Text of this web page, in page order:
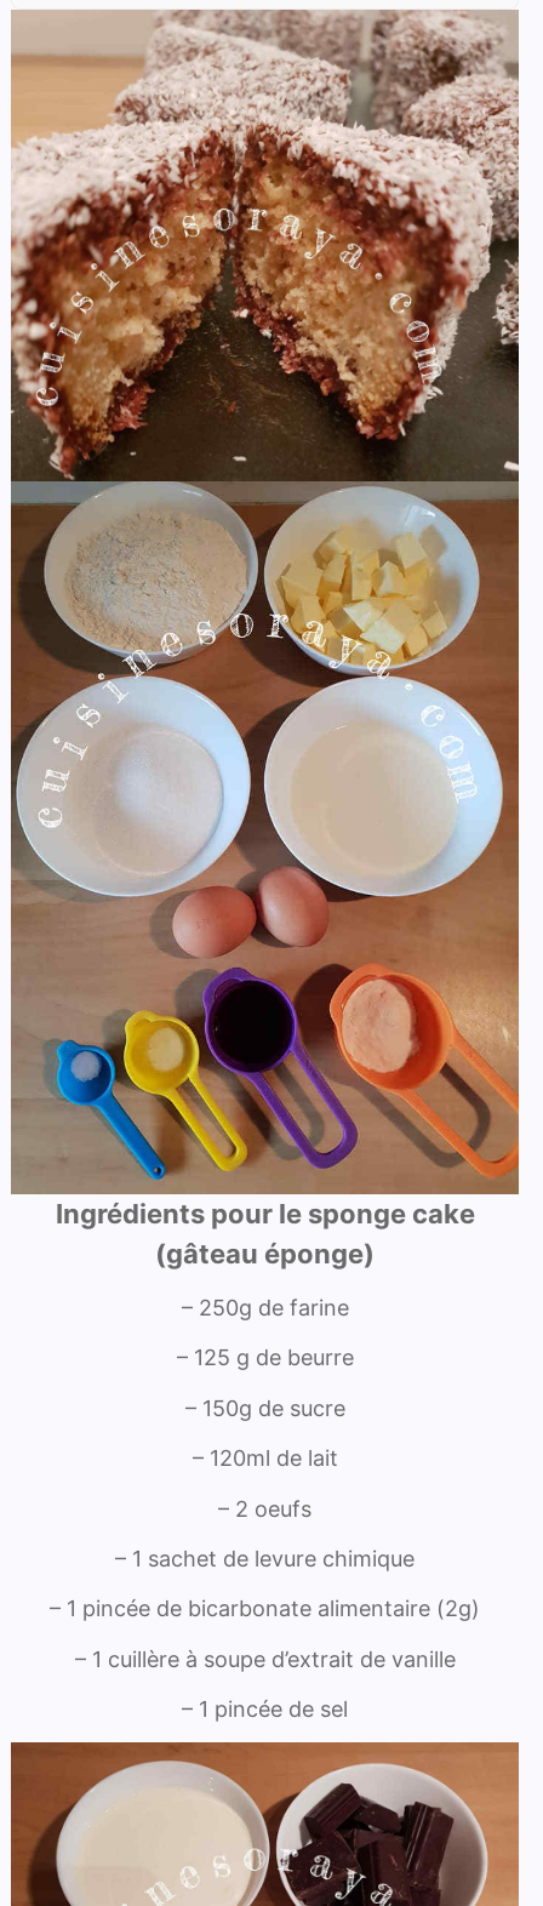
Ingrédients pour le sponge cake
(gâteau éponge)
– 250g de farine
– 125 g de beurre
– 150g de sucre
– 120ml de lait
– 2 oeufs
– 1 sachet de levure chimique
– 1 pincée de bicarbonate alimentaire (2g)
– 1 cuillère à soupe d’extrait de vanille
– 1 pincée de sel